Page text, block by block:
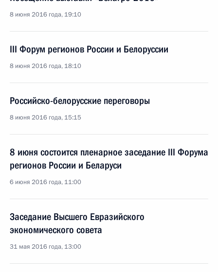
8 июня 2016 года, 19:10
III Форум регионов России и Белоруссии
8 июня 2016 года, 18:10
Российско-белорусские переговоры
8 июня 2016 года, 15:15
8 июня состоится пленарное заседание III Форума
регионов России и Беларуси
6 июня 2016 года, 11:00
Заседание Высшего Евразийского
экономического совета
31 мая 2016 года, 13:00